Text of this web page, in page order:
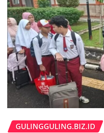
GULINGGULING.BIZ.ID